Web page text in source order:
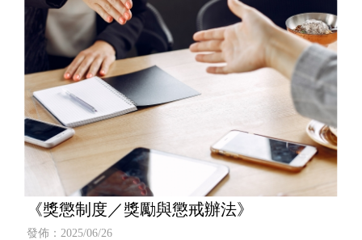
《獎懲制度／獎勵與懲戒辦法》
發佈：2025/06/26